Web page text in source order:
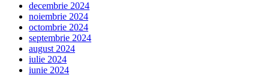
decembrie 2024
noiembrie 2024
octombrie 2024
septembrie 2024
august 2024
iulie 2024
iunie 2024